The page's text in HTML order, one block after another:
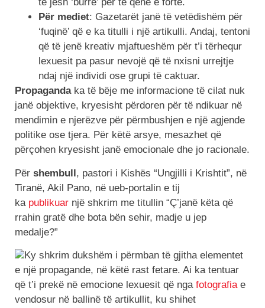
të jesh ‘burrë’ për të qenë e fortë.
Për mediet: Gazetarët janë të vetëdishëm për
‘fuqinë’ që e ka titulli i një artikulli. Andaj, tentoni
që të jenë kreativ mjaftueshëm për t’i tërhequr
lexuesit pa pasur nevojë që të nxisni urrejtje
ndaj një individi ose grupi të caktuar.
Propagandaka të bëje me informacione të cilat nuk
janë objektive, kryesisht përdoren për të ndikuar në
mendimin e njerëzve për përmbushjen e një agjende
politike ose tjera. Për këtë arsye, mesazhet që
përçohen kryesisht janë emocionale dhe jo racionale.
Për shembull, pastori i Kishës “Ungjilli i Krishtit”, në
Tiranë, Akil Pano, në ueb-portalin e tij
ka publikuar një shkrim me titullin “Ç’janë këta që
rrahin gratë dhe bota bën sehir, madje u jep
medalje?”
Ky shkrim dukshëm i përmban të gjitha elementet
e një propagande, në këtë rast fetare. Ai ka tentuar
që t’i prekë në emocione lexuesit që nga fotografiae
vendosur në ballinë të artikullit, ku shihet